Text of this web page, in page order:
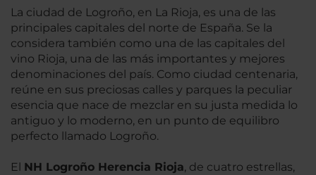
La ciudad de Logroño, en La Rioja, es una de las
principales capitales del norte de España. Se la
considera también como una de las capitales del
vino Rioja, una de las más importantes y mejores
denominaciones del país. Como ciudad centenaria,
reúne en sus preciosas calles y parques la peculiar
esencia que nace de mezclar en su justa medida lo
antiguo y lo moderno, en un punto de equilibro
perfecto llamado Logroño.
El NH Logroño Herencia Rioja, de cuatro estrellas,